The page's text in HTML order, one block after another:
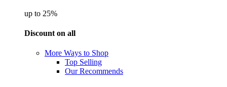
up to 25%
Discount on all
More Ways to Shop
Top Selling
Our Recommends